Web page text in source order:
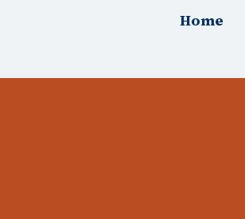
HoofdnavigatieHome